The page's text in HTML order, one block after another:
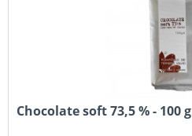
Chocolate soft 73,5 % - 100 g